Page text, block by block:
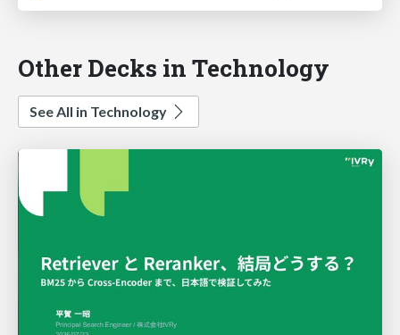
Other Decks in Technology
See All in Technology